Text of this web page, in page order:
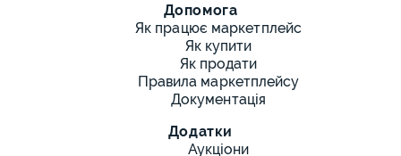
Допомога
Як працює маркетплейс
Як купити
Як продати
Правила маркетплейсу
Документація
Додатки
Аукціони